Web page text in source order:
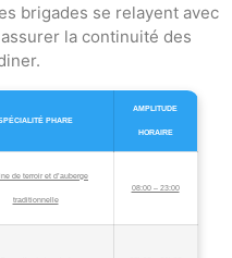
brigades se relayent avec
la continuité des
PHARE
AMPLITUDE
HORAIRE
de terroir et d’auberge
traditionnelle
08:00 – 23:00